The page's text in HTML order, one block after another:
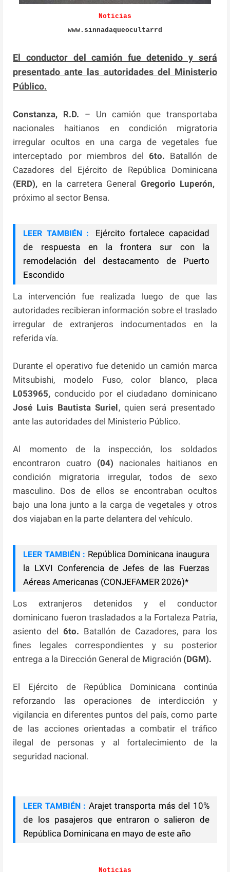
Noticias
www.sinnadaqueocultarrd
El conductor del camión fue detenido y será
presentado ante las autoridades del Ministerio
Público.
Constanza, R.D. – Un camión que transportaba
nacionales haitianos en condición migratoria
irregular ocultos en una carga de vegetales fue
interceptado por miembros del 6to. Batallón de
Cazadores del Ejército de República Dominicana
(ERD), en la carretera General Gregorio Luperón,
próximo al sector Bensa.
LEER TAMBIÉN :
Ejército fortalece capacidad
de respuesta en la frontera sur con la
remodelación del destacamento de Puerto
Escondido
La intervención fue realizada luego de que las
autoridades recibieran información sobre el traslado
irregular de extranjeros indocumentados en la
referida vía.
Durante el operativo fue detenido un camión marca
Mitsubishi, modelo Fuso, color blanco, placa
L053965, conducido por el ciudadano dominicano
José Luis Bautista Suriel, quien será presentado
ante las autoridades del Ministerio Público.
Al momento de la inspección, los soldados
encontraron cuatro (04) nacionales haitianos en
condición migratoria irregular, todos de sexo
masculino. Dos de ellos se encontraban ocultos
bajo una lona junto a la carga de vegetales y otros
dos viajaban en la parte delantera del vehículo.
LEER TAMBIÉN : República Dominicana inaugura
la LXVI Conferencia de Jefes de las Fuerzas
Aéreas Americanas (CONJEFAMER 2026)*
Los extranjeros detenidos y el conductor
dominicano fueron trasladados a la Fortaleza Patria,
asiento del6to. Batallón de Cazadores, para los
fines legales correspondientes y su posterior
entrega a la Dirección General de Migración (DGM).
El Ejército de República Dominicana continúa
reforzando las operaciones de interdicción y
vigilancia en diferentes puntos del país, como parte
de las acciones orientadas a combatir el tráfico
ilegal de personas y al fortalecimiento de la
seguridad nacional.
LEER TAMBIÉN : Arajet transporta más del 10%
de los pasajeros que entraron o salieron de
República Dominicana en mayo de este año
Noticias